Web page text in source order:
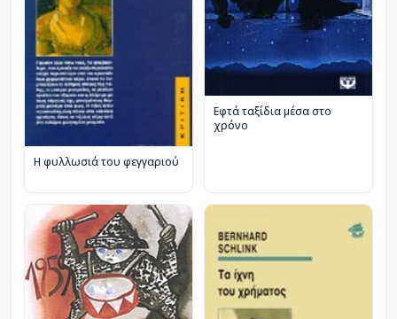
Η φυλλωσιά του φεγγαριού
Εφτά ταξίδια μέσα στο
χρόνο